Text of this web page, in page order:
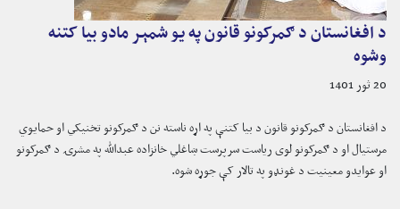
د افغانستان د ګمرکونو قانون په یو شمېر مادو بیا کتنه
وشوه
20 ثور 1401
د افغانستان د ګمرکونو قانون د بیا کتنې په اړه ناسته نن د ګمرکونو تخنیکي او حمایوي
مرستیال او د ګمرکونو لوی ریاست سرپرست ښاغلي خانزاده عبدالله په مشرۍ د ګمرکونو
او عوایدو معینیت د غونډو په تالار کې جوړه شوه.